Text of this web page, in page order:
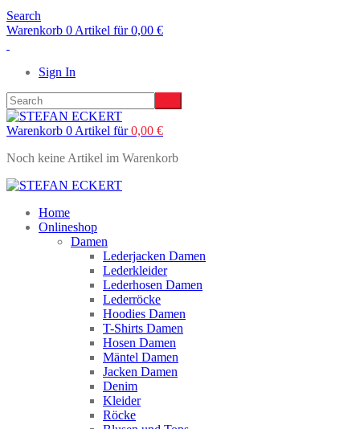
Search
Warenkorb 0 Artikel für0,00 €
Sign In
Warenkorb 0 Artikel für0,00 €
Noch keine Artikel im Warenkorb
Home
Onlineshop
Damen
Lederjacken Damen
Lederkleider
Lederhosen Damen
Lederröcke
Hoodies Damen
T-Shirts Damen
Hosen Damen
Mäntel Damen
Jacken Damen
Denim
Kleider
Röcke